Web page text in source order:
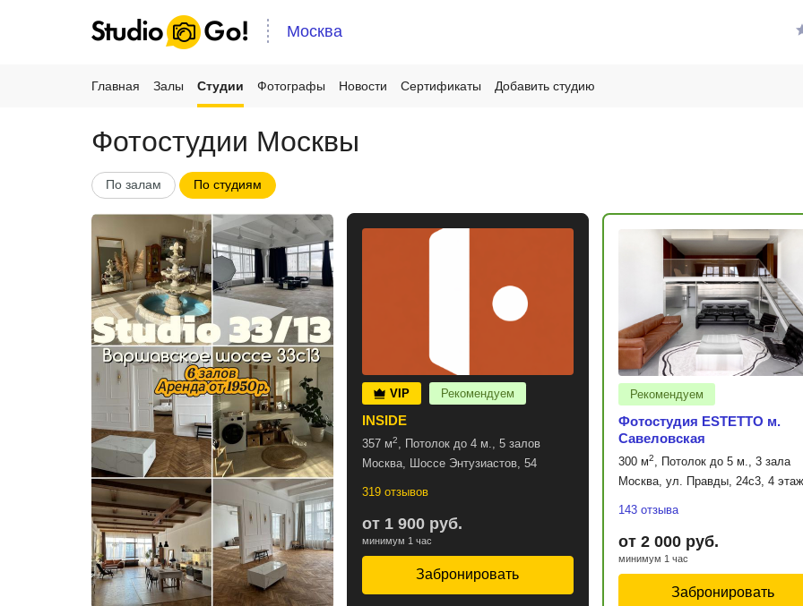
Москва
Главная Залы Студии Фотографы Новости Сертификаты Добавить студию
Фотостудии Москвы
По залам По студиям
VIP Рекомендуем
INSIDE
357 м2, Потолок до 4 м., 5 залов
Москва, Шоссе Энтузиастов, 54
319 отзывов
от 1 900 руб.
минимум 1 час
Забронировать
Рекомендуем
Фотостудия ESTETTO м.
Савеловская
300 м2, Потолок до 5 м., 3 зала
Москва, ул. Правды, 24с3, 4 этаж
143 отзыва
от 2 000 руб.
минимум 1 час
Забронировать